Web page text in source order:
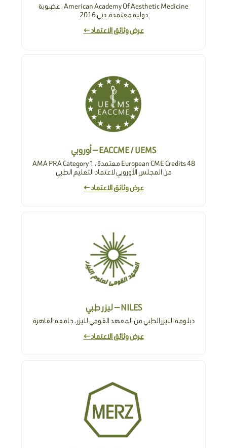
American Academy Of Aesthetic Medicine ، عضوية
دولية معتمدة. دبي 2016
عرض وثائق الاعتماد ←
EACCME / UEMS — أوروبي
48 European CME Credits معتمدة ، AMA PRA Category 1
من المجلس الأوروبي لاعتماد التعليم الطبي
عرض وثائق الاعتماد ←
NILES — ليزر طبي
دبلومة الليزر الطبي من المعهد القومي لليزر ، جامعة القاهرة
عرض وثائق الاعتماد ←